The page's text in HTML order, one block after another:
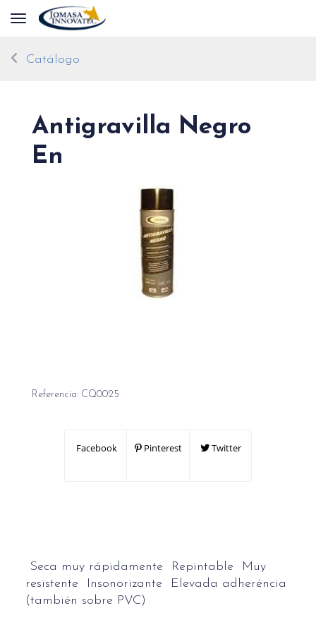
Toggle navigation
Catálogo
Antigravilla Negro
En
Referencia: CQ0025
Facebook Pinterest Twitter
 Seca muy rápidamente  Repintable  Muy
resistente  Insonorizante  Elevada adheréncia
(también sobre PVC)